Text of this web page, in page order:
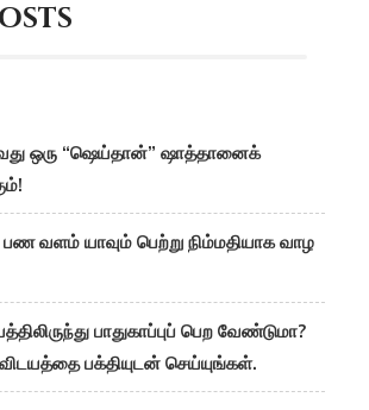
ஒரு “ஷெய்தான்” ஷாத்தானைக்
வளம் யாவும் பெற்று நிம்மதியாக வாழ
பாதுகாப்புப் பெற வேண்டுமா?
பக்தியுடன் செய்யுங்கள்.